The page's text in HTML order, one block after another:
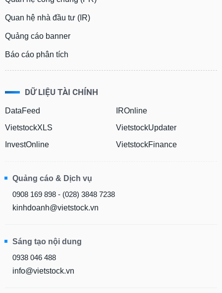
Quan hệ nhà đầu tư (IR)
Quảng cáo banner
Báo cáo phân tích
DỮ LIỆU TÀI CHÍNH
DataFeed
VietstockXLS
InvestOnline
IROnline
VietstockUpdater
VietstockFinance
Quảng cáo & Dịch vụ
0908 169 898 - (028) 3848 7238
kinhdoanh@vietstock.vn
Sáng tạo nội dung
0938 046 488
info@vietstock.vn